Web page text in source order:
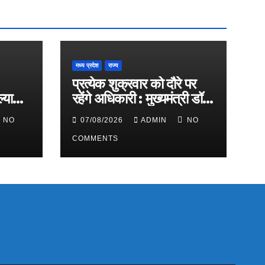
NO
मध्य प्रदेश राज्य
प्रत्येक शुक्रवार को दौरे पर
रहेंगे अधिकारी : मुख्यमंत्री डॉ.
यादव
07/08/2026 ADMIN NO
COMMENTS